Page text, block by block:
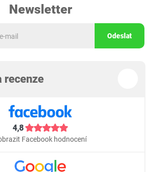
Newsletter
Odeslat
recenze
4,8
Facebook hodnocení